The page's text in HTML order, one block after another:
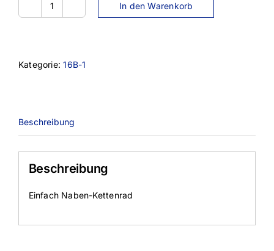
N501-
In den Warenkorb
Kategorie:16B-1
Beschreibung
Beschreibung
Einfach Naben-Kettenrad